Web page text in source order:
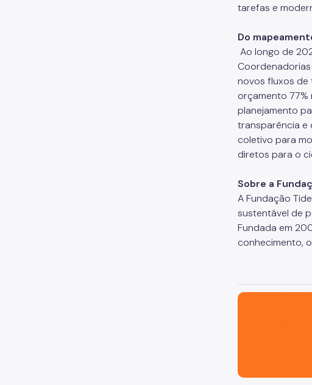
tarefas e
Do
Ao longo de
novos fluxos de
orçamento 77%
planejamento
transparência e
coletivo para
diretos para o
Sobre a
A Fundação
sustentável de
Fundada em
conhecimento,
São Paulo,